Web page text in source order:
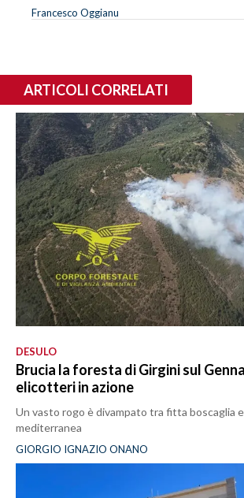
Francesco Oggianu
ARTICOLI CORRELATI
DESULO
Brucia la foresta di Girgini sul
elicotteri in azione
Un vasto rogo è divampato tra fitta boscaglia
mediterranea
GIORGIO IGNAZIO ONANO